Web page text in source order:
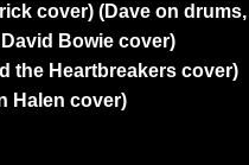
cover) (Dave on
Bowie cover)
the Heartbreakers cover)
Halen cover)